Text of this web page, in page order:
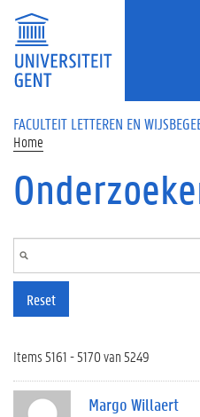
Overslaan en naar de inhoud gaan
FACULTEIT LETTEREN EN
Home
Reset
Items 5161 - 5170 van 5249
Margo Willaert